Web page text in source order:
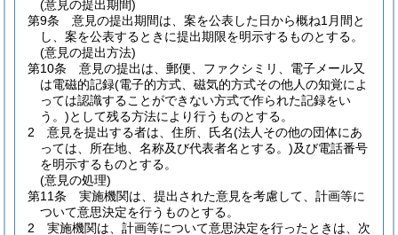
(意見の提出期間)
第9条
意見の提出期間は、案を公表した日から概ね1月間と
し、案を公表するときに提出期限を明示するものとする。
(意見の提出方法)
第10条
意見の提出は、郵便、ファクシミリ、電子メール又
は電磁的記録(電子的方式、磁気的方式その他人の知覚によ
っては認識することができない方式で作られた記録をい
う。)として残る方法により行うものとする。
2
意見を提出する者は、住所、氏名(法人その他の団体にあ
っては、所在地、名称及び代表者名とする。)及び電話番号
を明示するものとする。
(意見の処理)
第11条
実施機関は、提出された意見を考慮して、計画等に
ついて意思決定を行うものとする。
2
実施機関は、計画等について意思決定を行ったときは、次